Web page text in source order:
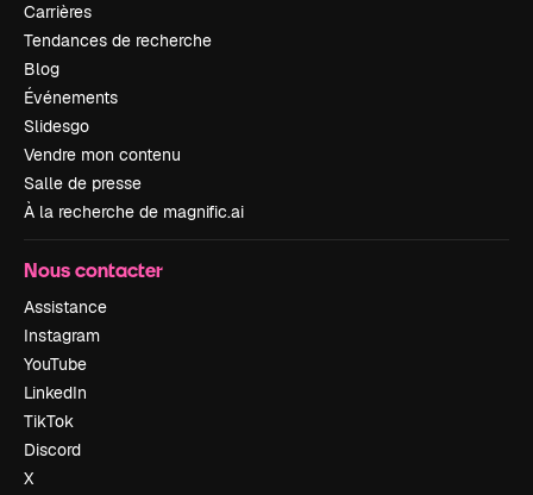
Carrières
Tendances de recherche
Blog
Événements
Slidesgo
Vendre mon contenu
Salle de presse
À la recherche de magnific.ai
Nous contacter
Assistance
Instagram
YouTube
LinkedIn
TikTok
Discord
X